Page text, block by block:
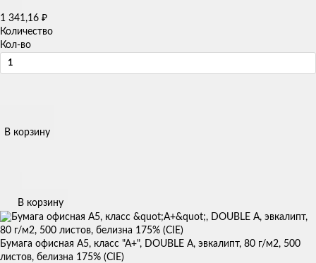
1 341,16 ₽
Количество
Кол-во
В корзину
В корзину
Бумага офисная А5, класс "А+", DOUBLE A, эвкалипт, 80 г/м2, 500
листов, белизна 175% (CIE)